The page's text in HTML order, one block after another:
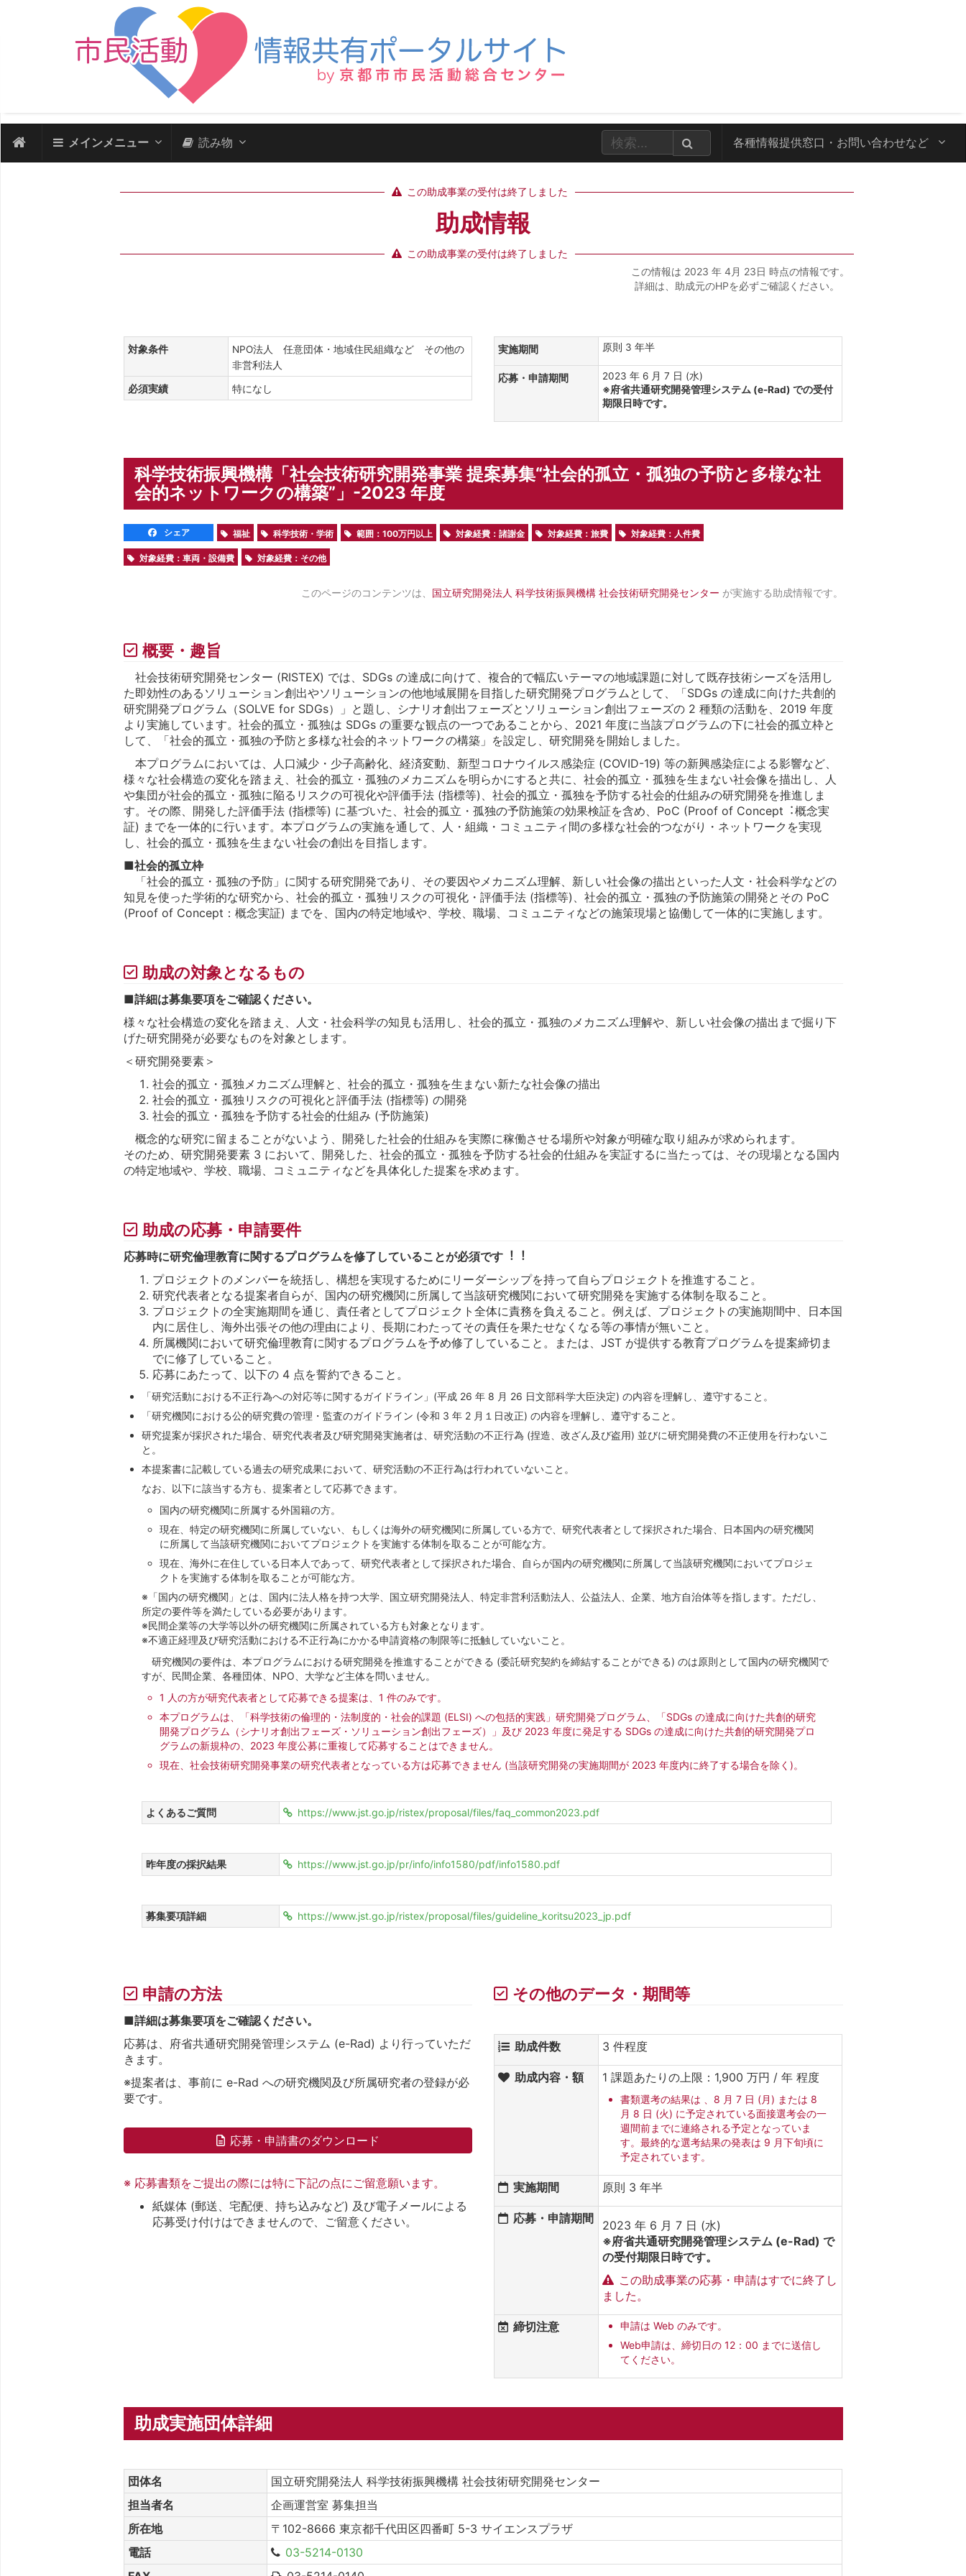
メインメニュー 読み物 各種情報提供窓口・ お問い合わせなど
この助成事業の受付は終了しました
助成情報
この助成事業の受付は終了しました
この情報は 2023 年 4月 23日 時点の情報です。
詳細は、助成元のHPを必ずご確認ください。
対象条件
NPO法人 任意団体・地域住民組織など その他の
非営利法人
必須実績 特になし
実施期間 原則 3 年半
応募・申請期間
2023 年 6 月 7 日 (水)
※府省共通研究開発管理システム (e-Rad) での受付
期限日時です。
科学技術振興機構「社会技術研究開発事業 提案募集“社会的孤立・孤独の予防と多様な社
会的ネットワークの構築”」-2023 年度
シェア 福祉 科学技術・学術 範囲：100万円以上 対象経費：諸謝金 対象経費：旅費 対象経費：人件費
対象経費：車両・設備費 対象経費：その他
このページのコンテンツは、 国立研究開発法人 科学技術振興機構 社会技術研究開発センター が実施する助成情報です。
概要・趣旨
社会技術研究開発センター (RISTEX) では、SDGs の達成に向けて、複合的で幅広いテーマの地域課題に対して既存技術シーズを活用し
た即効性のあるソリューション創出やソリューションの他地域展開を目指した研究開発プログラムとして、「SDGs の達成に向けた共創的
研究開発プログラム（SOLVE for SDGs）」と題し、シナリオ創出フェーズとソリューション創出フェーズの 2 種類の活動を、2019 年度
より実施しています。社会的孤立・孤独は SDGs の重要な観点の一つであることから、2021 年度に当該プログラムの下に社会的孤立枠と
して、「社会的孤立・孤独の予防と多様な社会的ネットワークの構築」を設定し、研究開発を開始しました。
本プログラムにおいては、人口減少・少子高齢化、経済変動、新型コロナウイルス感染症 (COVID-19) 等の新興感染症による影響など、
様々な社会構造の変化を踏まえ、社会的孤立・孤独のメカニズムを明らかにすると共に、社会的孤立・孤独を生まない社会像を描出し、人
や集団が社会的孤立・孤独に陥るリスクの可視化や評価手法 (指標等)、社会的孤立・孤独を予防する社会的仕組みの研究開発を推進しま
す。その際、開発した評価手法 (指標等) に基づいた、社会的孤立・孤独の予防施策の効果検証を含め、PoC (Proof of Concept︓概念実
証) までを一体的に行います。本プログラムの実施を通して、人・組織・コミュニティ間の多様な社会的つながり・ネットワークを実現
し、社会的孤立・孤独を生まない社会の創出を目指します。
■社会的孤立枠
「社会的孤立・孤独の予防」に関する研究開発であり、その要因やメカニズム理解、新しい社会像の描出といった人文・社会科学などの
知見を使った学術的な研究から、社会的孤立・孤独リスクの可視化・評価手法 (指標等)、社会的孤立・孤独の予防施策の開発とその PoC
(Proof of Concept：概念実証) までを、国内の特定地域や、学校、職場、コミュニティなどの施策現場と協働して一体的に実施します。
助成の対象となるもの
■詳細は募集要項をご確認ください。
様々な社会構造の変化を踏まえ、人文・社会科学の知見も活用し、社会的孤立・孤独のメカニズム理解や、新しい社会像の描出まで掘り下
げた研究開発が必要なものを対象とします。
＜研究開発要素＞
社会的孤立・孤独メカニズム理解と、社会的孤立・孤独を生まない新たな社会像の描出
社会的孤立・孤独リスクの可視化と評価手法 (指標等) の開発
社会的孤立・孤独を予防する社会的仕組み (予防施策)
概念的な研究に留まることがないよう、開発した社会的仕組みを実際に稼働させる場所や対象が明確な取り組みが求められます。
そのため、研究開発要素 3 において、開発した、社会的孤立・孤独を予防する社会的仕組みを実証するに当たっては、その現場となる国内
の特定地域や、学校、職場、コミュニティなどを具体化した提案を求めます。
助成の応募・申請要件
応募時に研究倫理教育に関するプログラムを修了していることが必須です︕︕
プロジェクトのメンバーを統括し、構想を実現するためにリーダーシップを持って自らプロジェクトを推進すること。
研究代表者となる提案者自らが、国内の研究機関に所属して当該研究機関において研究開発を実施する体制を取ること。
プロジェクトの全実施期間を通じ、責任者としてプロジェクト全体に責務を負えること。例えば、プロジェクトの実施期間中、日本国
内に居住し、海外出張その他の理由により、長期にわたってその責任を果たせなくなる等の事情が無いこと。
所属機関において研究倫理教育に関するプログラムを予め修了していること。または、JST が提供する教育プログラムを提案締切ま
でに修了していること。
応募にあたって、以下の 4 点を誓約できること。
「研究活動における不正行為への対応等に関するガイドライン」(平成 26 年 8 月 26 日文部科学大臣決定) の内容を理解し、遵守すること。
「研究機関における公的研究費の管理・監査のガイドライン (令和 3 年 2 月１日改正) の内容を理解し、遵守すること。
研究提案が採択された場合、研究代表者及び研究開発実施者は、研究活動の不正行為 (捏造、改ざん及び盗用) 並びに研究開発費の不正使用を行わないこ
と。
本提案書に記載している過去の研究成果において、研究活動の不正行為は行われていないこと。
なお、以下に該当する方も、提案者として応募できます。
国内の研究機関に所属する外国籍の方。
現在、特定の研究機関に所属していない、もしくは海外の研究機関に所属している方で、研究代表者として採択された場合、日本国内の研究機関
に所属して当該研究機関においてプロジェクトを実施する体制を取ることが可能な方。
現在、海外に在住している日本人であって、研究代表者として採択された場合、自らが国内の研究機関に所属して当該研究機関においてプロジェ
クトを実施する体制を取ることが可能な方。
※「国内の研究機関」とは、国内に法人格を持つ大学、国立研究開発法人、特定非営利活動法人、公益法人、企業、地方自治体等を指します。ただし、
所定の要件等を満たしている必要があります。
※民間企業等の大学等以外の研究機関に所属されている方も対象となります。
※不適正経理及び研究活動における不正行為にかかる申請資格の制限等に抵触していないこと。
研究機関の要件は、本プログラムにおける研究開発を推進することができる (委託研究契約を締結することができる) のは原則として国内の研究機関で
すが、民間企業、各種団体、NPO、大学など主体を問いません。
1 人の方が研究代表者として応募できる提案は、1 件のみです。
本プログラムは、「科学技術の倫理的・法制度的・社会的課題 (ELSI) への包括的実践」研究開発プログラム、「SDGs の達成に向けた共創的研究
開発プログラム（シナリオ創出フェーズ・ソリューション創出フェーズ）」及び 2023 年度に発足する SDGs の達成に向けた共創的研究開発プロ
グラムの新規枠の、2023 年度公募に重複して応募することはできません。
現在、社会技術研究開発事業の研究代表者となっている方は応募できません (当該研究開発の実施期間が 2023 年度内に終了する場合を除く)。
よくあるご質問 https://www.jst.go.jp/ristex/proposal/files/faq_common2023.pdf
昨年度の採択結果 https://www.jst.go.jp/pr/info/info1580/pdf/info1580.pdf
募集要項詳細 https://www.jst.go.jp/ristex/proposal/files/guideline_koritsu2023_jp.pdf
申請の方法
■詳細は募集要項をご確認ください。
応募は、府省共通研究開発管理システム (e-Rad) より行っていただ
きます。
※提案者は、事前に e-Rad への研究機関及び所属研究者の登録が必
要です。
応募・申請書のダウンロード
※ 応募書類をご提出の際には特に下記の点にご留意願います。
紙媒体 (郵送、宅配便、持ち込みなど) 及び電子メールによる
応募受け付けはできませんので、ご留意ください。
その他のデータ・期間等
助成件数 3 件程度
助成内容・額 1 課題あたりの上限：1,900 万円 / 年 程度
書類選考の結果は 、8 月 7 日 (月) または 8
月 8 日 (火) に予定されている面接選考会の一
週間前までに連絡される予定となっていま
す。最終的な選考結果の発表は 9 月下旬頃に
予定されています。
実施期間 原則 3 年半
応募・申請期間
2023 年 6 月 7 日 (水)
※府省共通研究開発管理システム (e-Rad) で
の受付期限日時です。
この助成事業の応募・申請はすでに終了し
ました。
締切注意
申請は Web のみです。
Web申請は、締切日の 12：00 までに送信し
てください。
助成実施団体詳細
団体名
国立研究開発法人 科学技術振興機構 社会技術研究開発センター
担当者名
企画運営室 募集担当
所在地
〒102-8666 東京都千代田区四番町 5-3 サイエンスプラザ
電話
03-5214-0130